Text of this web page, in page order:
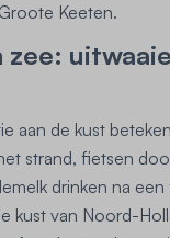
Keeten.
zee:
aan de kust
strand, fietsen
drinken na een
kust van Noord-